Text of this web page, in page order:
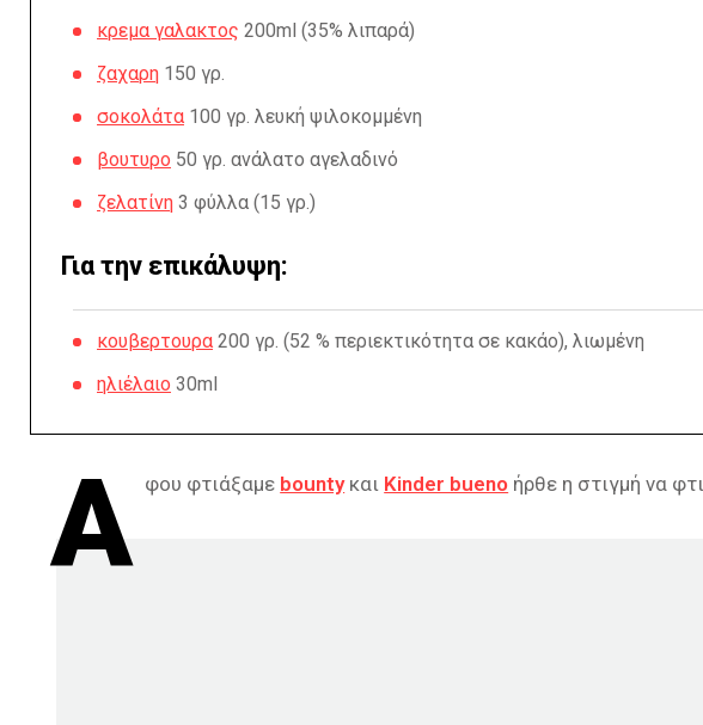
κρεμα γαλακτος 200ml (35% λιπαρά)
ζαχαρη 150 γρ.
σοκολάτα 100 γρ. λευκή ψιλοκομμένη
βουτυρο 50 γρ. ανάλατο αγελαδινό
ζελατίνη 3 φύλλα (15 γρ.)
Για την επικάλυψη:
κουβερτουρα 200 γρ. (52 % περιεκτικότητα σε κακάο), λιωμένη
ηλιέλαιο 30ml
Α φου φτιάξαμε bounty και Kinder bueno ήρθε η στιγμή να